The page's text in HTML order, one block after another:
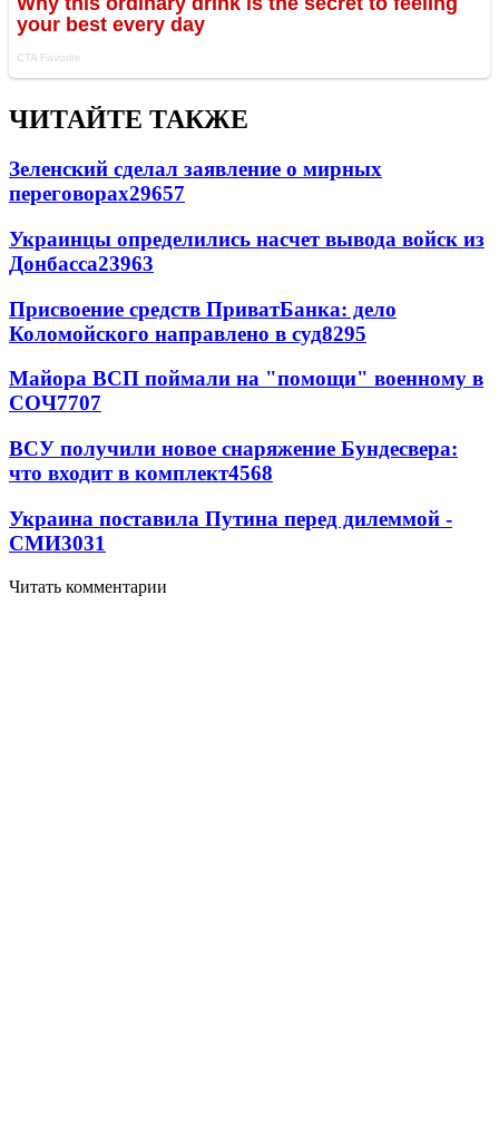
ЧИТАЙТЕ ТАКЖЕ
Зеленский сделал заявление о мирных
переговорах29657
Украинцы определились насчет вывода войск из
Донбасса23963
Присвоение средств ПриватБанка: дело
Коломойского направлено в суд8295
Майора ВСП поймали на "помощи" военному в
СОЧ7707
ВСУ получили новое снаряжение Бундесвера:
что входит в комплект4568
Украина поставила Путина перед дилеммой -
СМИ3031
Читать комментарии